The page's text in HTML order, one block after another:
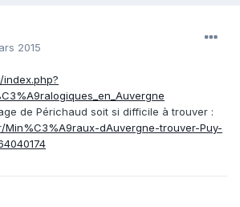
2015
de Périchaud soit si difficile à trouver :
Min%C3%A9raux-dAuvergne-trouver-Puy-